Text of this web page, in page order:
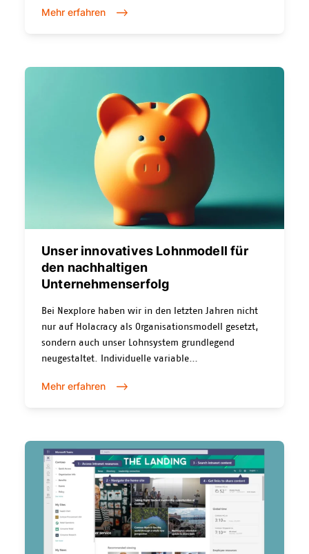
auf die Lohngestaltung. Die Löhne wurden weiterhin
Beantwortung dieser Frage wurden sieben
Mitarbeiter:innen in eine «Lohngruppe» gewählt.
Diese Lohngruppe entwickelte ein neues,
transparentes Vergütungsmodell, welches besser auf
die holakratische Organisationsform passt. Auf
«New Work» folgt «New Pay».
Mehr erfahren
Unser innovatives Lohnmodell für
den nachhaltigen
Unternehmenserfolg
Bei Nexplore haben wir in den letzten Jahren nicht
nur auf Holacracy als Organisationsmodell gesetzt,
sondern auch unser Lohnsystem grundlegend
neugestaltet. Individuelle variable
mehr in die heutige Zeit und stehen vermehrt in der
war. Hier teilen wir unsere Erfahrungen, wie wir bei
Nexplore diese Herausforderung gemeistert haben.
Mehr erfahren